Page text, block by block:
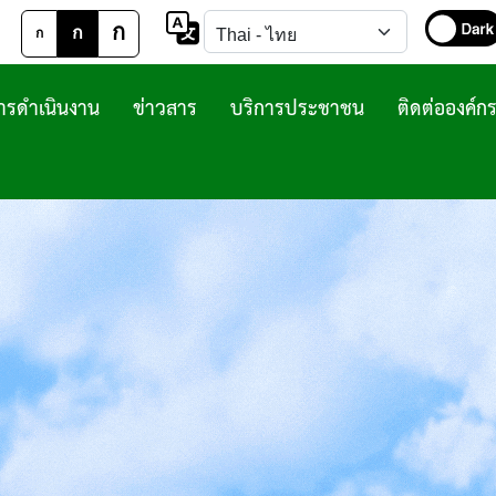
ก ก ก
ติดต่อองค์กร
บริการประชาชน
ข่าวสาร
ดำเนินงาน